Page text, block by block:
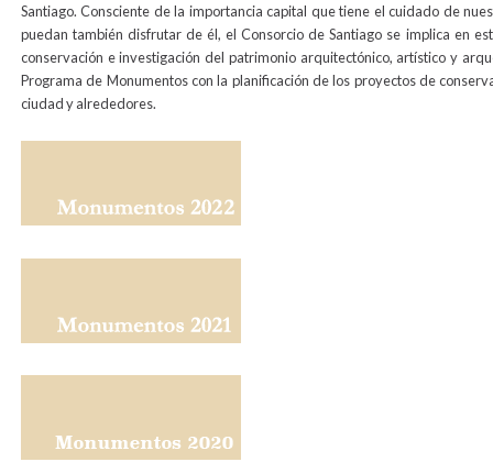
Santiago. Consciente de la importancia capital que tiene el cuidado de
puedan también disfrutar de él, el Consorcio de Santiago se implica en
conservación e investigación del patrimonio arquitectónico, artístico y
Programa de Monumentos con la planificación de los proyectos de
ciudad y alrededores.